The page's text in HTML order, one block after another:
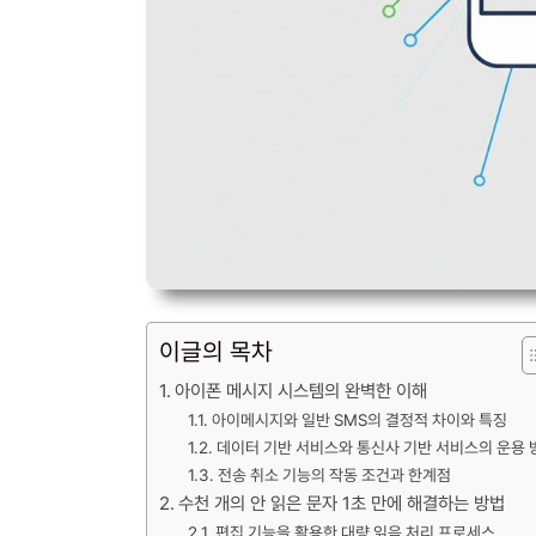
이글의 목차
아이폰 메시지 시스템의 완벽한 이해
아이메시지와 일반 SMS의 결정적 차이와 특징
데이터 기반 서비스와 통신사 기반 서비스의 운용
전송 취소 기능의 작동 조건과 한계점
수천 개의 안 읽은 문자 1초 만에 해결하는 방법
편집 기능을 활용한 대량 읽음 처리 프로세스